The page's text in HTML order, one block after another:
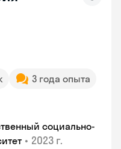
3 года опыта
социально-
• 2023 г.